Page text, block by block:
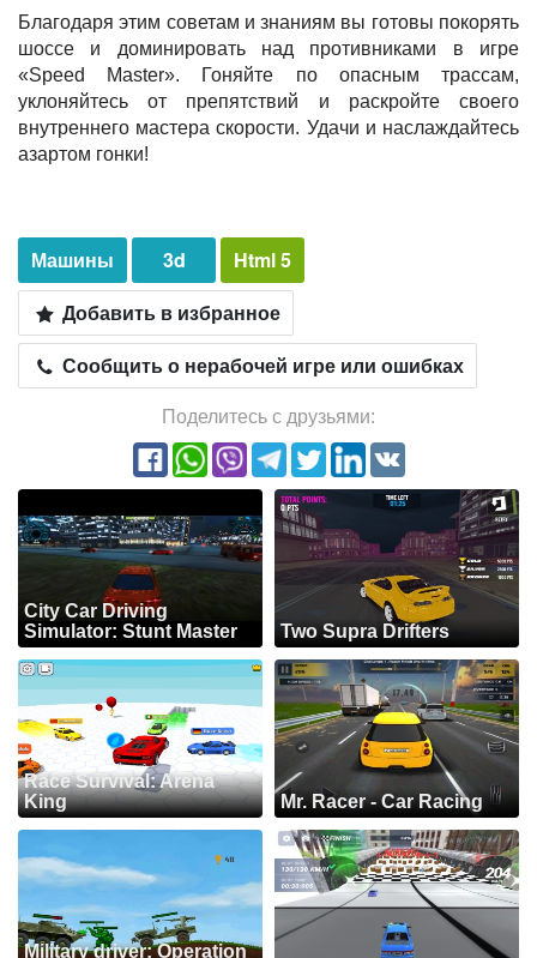
Благодаря этим советам и знаниям вы готовы покорять
шоссе и доминировать над противниками в игре
«Speed Master». Гоняйте по опасным трассам,
уклоняйтесь от препятствий и раскройте своего
внутреннего мастера скорости. Удачи и наслаждайтесь
азартом гонки!
Машины 3d
Html 5
Добавить в избранное
Сообщить о нерабочей игре или ошибках
Поделитесь с друзьями:
City Car Driving
Simulator: Stunt Master
Two Supra Drifters
Race Survival: Arena
King
Mr. Racer - Car Racing
Military driver: Operation